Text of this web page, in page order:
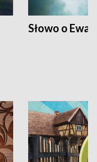
Słowo o